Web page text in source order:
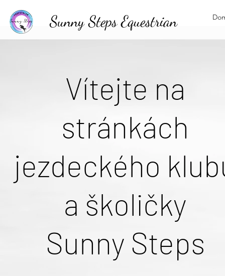
Sunny Steps Equestrian
Vítejte na
stránkách
jezdeckého
a školičky
Sunny Steps